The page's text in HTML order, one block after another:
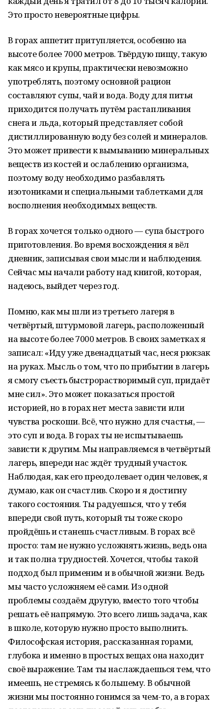
Это просто невероятные цифры.
В горах аппетит притупляется, особенно на
высоте более 7000 метров. Твёрдую пищу, такую
как мясо и крупы, практически невозможно
употреблять, поэтому основной рацион
составляют супы, чай и вода. Воду для питья
приходится получать путём растапливания
снега и льда, который представляет собой
дистиллированную воду без солей и минералов.
Это может привести к вымыванию минеральных
веществ из костей и ослаблению организма,
поэтому воду необходимо разбавлять
изотониками и специальными таблетками для
восполнения необходимых веществ.
В горах хочется только одного — супа быстрого
приготовления. Во время восхождения я вёл
дневник, записывая свои мысли и наблюдения.
Сейчас мы начали работу над книгой, которая,
надеюсь, выйдет через год.
Помню, как мы шли из третьего лагеря в
четвёртый, штурмовой лагерь, расположенный
на высоте более 7000 метров. В своих заметках я
записал: «Иду уже двенадцатый час, неся рюкзак
на руках. Мысль о том, что по прибытии в лагерь
я смогу съесть быстрорастворимый суп, придаёт
мне сил». Это может показаться простой
историей, но в горах нет места зависти или
чувства роскоши. Всё, что нужно для счастья, —
это суп и вода. В горах ты не испытываешь
зависти к другим. Мы направляемся в четвёртый
лагерь, впереди нас ждёт трудный участок.
Наблюдая, как его преодолевает один человек, я
думаю, как он счастлив. Скоро и я достигну
такого состояния. Ты радуешься, что у тебя
впереди свой путь, который ты тоже скоро
пройдёшь и станешь счастливым. В горах всё
просто: там не нужно усложнять жизнь, ведь она
и так полна трудностей. Хочется, чтобы такой
подход был применим и в обычной жизни. Ведь
мы часто усложняем её сами. Из одной
проблемы создаём другую, вместо того чтобы
решать её напрямую. Это всего лишь задача, как
в школе, которую нужно просто выполнить.
Философская история, рассказанная горами,
глубока и именно в простых вещах она находит
своё выражение. Там ты наслаждаешься тем, что
имеешь, не стремясь к большему. В обычной
жизни мы постоянно гонимся за чем-то, а в горах